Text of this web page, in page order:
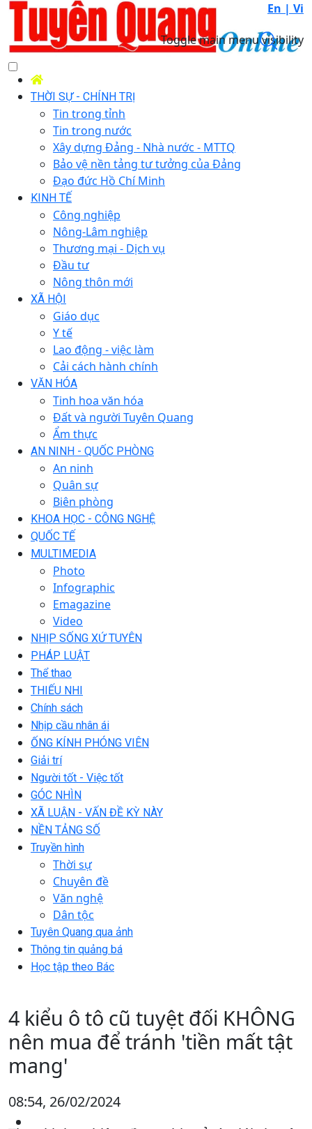
En | Vi
Toggle main menu visibility
THỜI SỰ - CHÍNH TRỊ
Tin trong tỉnh
Tin trong nước
Xây dựng Đảng - Nhà nước - MTTQ
Bảo vệ nền tảng tư tưởng của Đảng
Đạo đức Hồ Chí Minh
KINH TẾ
Công nghiệp
Nông-Lâm nghiệp
Thương mại - Dịch vụ
Đầu tư
Nông thôn mới
XÃ HỘI
Giáo dục
Y tế
Lao động - việc làm
Cải cách hành chính
VĂN HÓA
Tinh hoa văn hóa
Đất và người Tuyên Quang
Ẩm thực
AN NINH - QUỐC PHÒNG
An ninh
Quân sự
Biên phòng
KHOA HỌC - CÔNG NGHỆ
QUỐC TẾ
MULTIMEDIA
Photo
Infographic
Emagazine
Video
NHỊP SỐNG XỨ TUYÊN
PHÁP LUẬT
Thể thao
THIẾU NHI
Chính sách
Nhịp cầu nhân ái
ỐNG KÍNH PHÓNG VIÊN
Giải trí
Người tốt - Việc tốt
GÓC NHÌN
XÃ LUẬN - VẤN ĐỀ KỲ NÀY
NỀN TẢNG SỐ
Truyền hình
Thời sự
Chuyên đề
Văn nghệ
Dân tộc
Tuyên Quang qua ảnh
Thông tin quảng bá
Học tập theo Bác
4 kiểu ô tô cũ tuyệt đối KHÔNG
nên mua để tránh 'tiền mất tật
mang'
08:54, 26/02/2024